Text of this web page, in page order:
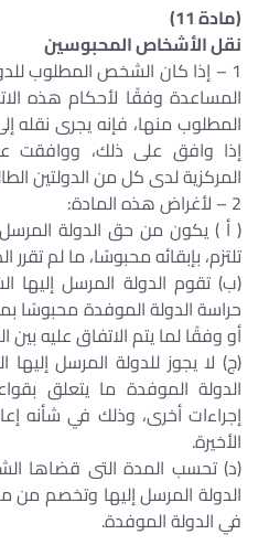
(مادة 11)
نقل الأشخاص المحبوسين
1 – إذا كان الشخص المطلوب
المساعدة وفقًا لأحكام هذه
المطلوب منها، فإنه يجرى نقله
إذا وافق على ذلك، ووافقت
المركزية لدى كل من الدولتين
2 – لأغراض هذه المادة:
( أ ) يكون من حق الدولة
تلتزم، بإبقائه محبوسًا، ما لم
(ب) تقوم الدولة المرسل إليها
حراسة الدولة الموفدة محبوسًا
أو وفقًا لما يتم الاتفاق عليه بين
(ج) لا يجوز للدولة المرسل
الدولة الموفدة ما يتعلق
إجراءات أخرى، وذلك في شأنه
الأخيرة.
(د) تحسب المدة التى قضاها
الدولة المرسل إليها وتخصم
في الدولة الموفدة.